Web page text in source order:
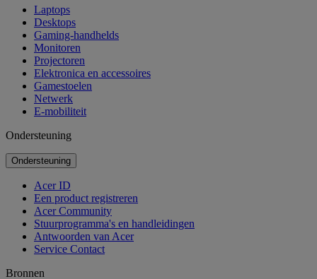
Laptops
Desktops
Gaming-handhelds
Monitoren
Projectoren
Elektronica en accessoires
Gamestoelen
Netwerk
E-mobiliteit
Ondersteuning
Ondersteuning
Acer ID
Een product registreren
Acer Community
Stuurprogramma's en handleidingen
Antwoorden van Acer
Service Contact
Bronnen